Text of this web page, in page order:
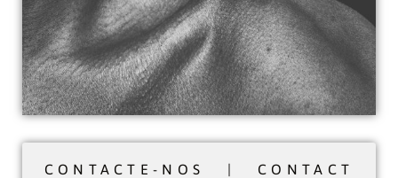
CONTACTE-NOS | CONTACT